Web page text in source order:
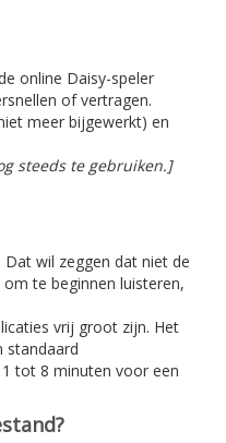
online Daisy-speler
of vertragen.
meer bijgewerkt) en
steeds te gebruiken.]
wil zeggen dat niet de
te beginnen luisteren,
vrij groot zijn. Het
standaard
tot 8 minuten voor een